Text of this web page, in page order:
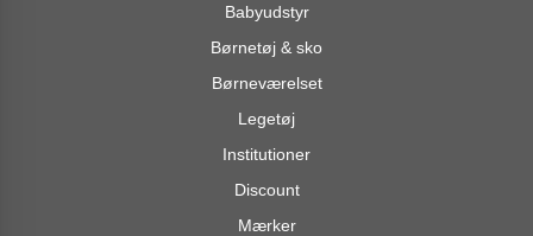
Babyudstyr
Børnetøj & sko
Børneværelset
Legetøj
Institutioner
Discount
Mærker